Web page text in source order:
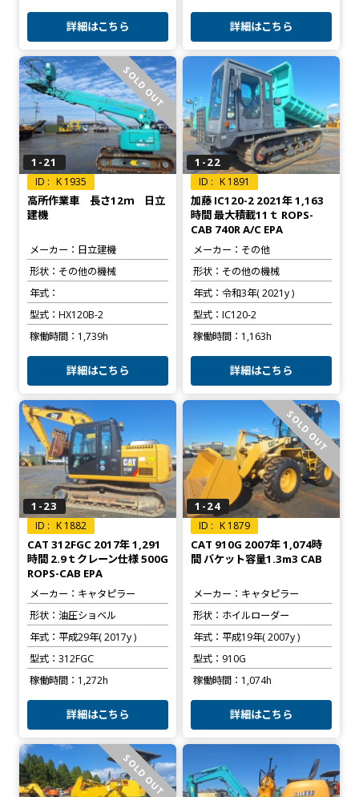
詳細はこちら 詳細はこちら
SOLD OUT
1-21
K 1935
高所作業車 長さ12ｍ 日立
建機
メーカー
日立建機
形状
その他の機械
年式
型式
HX120B-2
稼働時間
1,739h
詳細はこちら
1-22
K 1891
加藤 IC120-2 2021年 1,163
時間 最大積載11ｔ ROPS-
CAB 740R A/C EPA
メーカー
その他
形状
その他の機械
年式
令和3年( 2021y )
型式
IC120-2
稼働時間
1,163h
詳細はこちら
1-23
K 1882
CAT 312FGC 2017年 1,291
時間 2.9ｔクレーン仕様 500G
ROPS-CAB EPA
メーカー
キャタピラー
形状
油圧ショベル
年式
平成29年( 2017y )
型式
312FGC
稼働時間
1,272h
詳細はこちら
SOLD OUT
1-24
K 1879
CAT 910G 2007年 1,074時
間 バケット容量1.3m3 CAB
メーカー
キャタピラー
形状
ホイルローダー
年式
平成19年( 2007y )
型式
910G
稼働時間
1,074h
詳細はこちら
SOLD OUT